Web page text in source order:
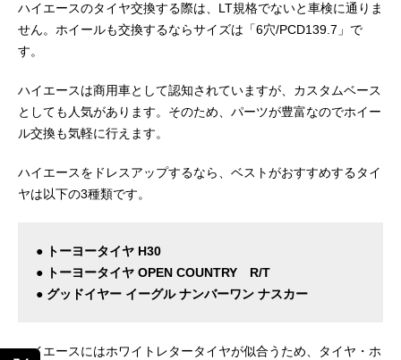
ハイエースのタイヤ交換する際は、LT規格でないと車検に通りま
せん。ホイールも交換するならサイズは「6穴/PCD139.7」で
す。
ハイエースは商用車として認知されていますが、カスタムベース
としても人気があります。そのため、パーツが豊富なのでホイー
ル交換も気軽に行えます。
ハイエースをドレスアップするなら、ベストがおすすめするタイ
ヤは以下の3種類です。
● トーヨータイヤ H30
● トーヨータイヤ OPEN COUNTRY R/T
● グッドイヤー イーグル ナンバーワン ナスカー
ハイエースにはホワイトレタータイヤが似合うため、タイヤ・ホ